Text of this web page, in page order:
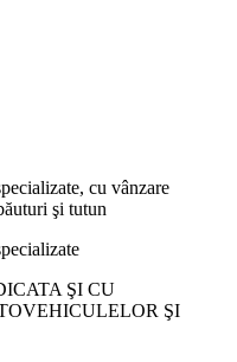
cu vânzare
şi tutun
ŞI CU
ŞI